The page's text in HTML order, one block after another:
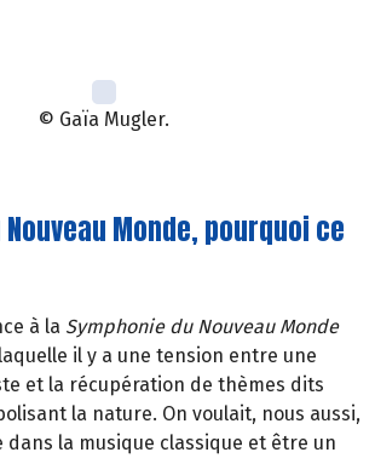
© Gaïa Mugler.
Monde, pourquoi ce
à la Symphonie du Nouveau Monde
il y a une tension entre une
et la récupération de thèmes dits
la nature. On voulait, nous aussi,
la musique classique et être un